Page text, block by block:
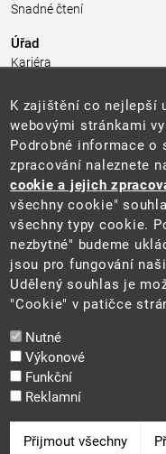
Snadné čtení
Úřad
Kariéra
Pro média a veřejnost
Povinně zveřejňované
Kontakty
Přistupnost budovy úřadu
Web
Aktuality
Ochrana osobních údajů
Prohlášení o přístupnosti
Zásady používání cookies
Mapa webu
K zajištění co nejlepší
webovými stránkami
Podrobné informace
zpracování naleznete
cookie a jejich
všechny cookie"
všechny typy cookie.
nezbytné" budeme
jsou pro fungování
Udělený souhlas je
"Cookie" v patičce
Nutné
Výkonové
Funkční
Reklamní
Přijmout všechny